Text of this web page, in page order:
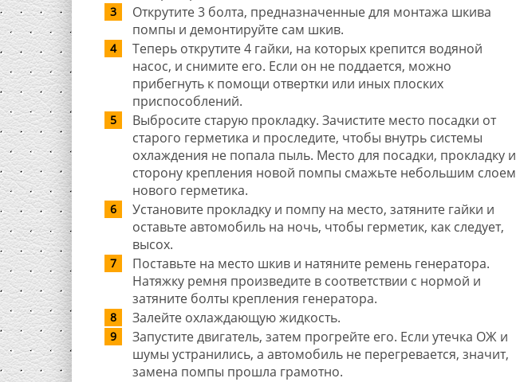
Открутите 3 болта, предназначенные для монтажа шкива
помпы и демонтируйте сам шкив.
Теперь открутите 4 гайки, на которых крепится водяной
насос, и снимите его. Если он не поддается, можно
прибегнуть к помощи отвертки или иных плоских
приспособлений.
Выбросите старую прокладку. Зачистите место посадки от
старого герметика и проследите, чтобы внутрь системы
охлаждения не попала пыль. Место для посадки, прокладку и
сторону крепления новой помпы смажьте небольшим слоем
нового герметика.
Установите прокладку и помпу на место, затяните гайки и
оставьте автомобиль на ночь, чтобы герметик, как следует,
высох.
Поставьте на место шкив и натяните ремень генератора.
Натяжку ремня произведите в соответствии с нормой и
затяните болты крепления генератора.
Залейте охлаждающую жидкость.
Запустите двигатель, затем прогрейте его. Если утечка ОЖ и
шумы устранились, а автомобиль не перегревается, значит,
замена помпы прошла грамотно.